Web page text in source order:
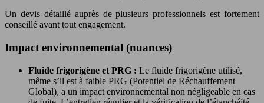
Un devis détaillé auprès de plusieurs professionnels est fortement
conseillé avant tout engagement.
Impact environnemental (nuances)
Fluide frigorigène et PRG : Le fluide frigorigène utilisé,
même s’il est à faible PRG (Potentiel de Réchauffement
Global), a un impact environnemental non négligeable en cas